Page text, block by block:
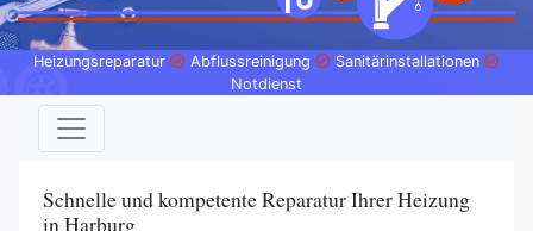
Heizungsreparatur Abflussreinigung
Sanitärinstallationen
Notdienst
Schnelle und kompetente Reparatur Ihrer Heizung
in Harburg